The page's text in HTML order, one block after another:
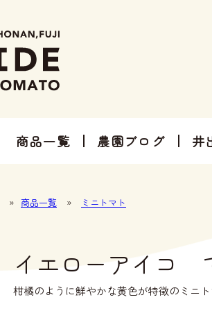
商品一覧 農園ブログ 井
» 商品一覧 » ミニトマト
イエローアイコ
柑橘のように鮮やかな黄色が特徴のミニ